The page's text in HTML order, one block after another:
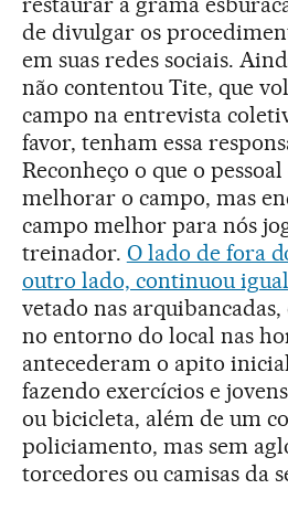
de divulgar os
em suas redes sociais.
não contentou Tite, que
campo na entrevista
favor, tenham essa
Reconheço o que o
melhorar o campo, mas
campo melhor para nós
treinador. O lado de fora
outro lado, continuou igual
vetado nas arquibancadas,
no entorno do local nas
antecederam o apito
fazendo exercícios e
ou bicicleta, além de um
policiamento, mas sem
torcedores ou camisas da